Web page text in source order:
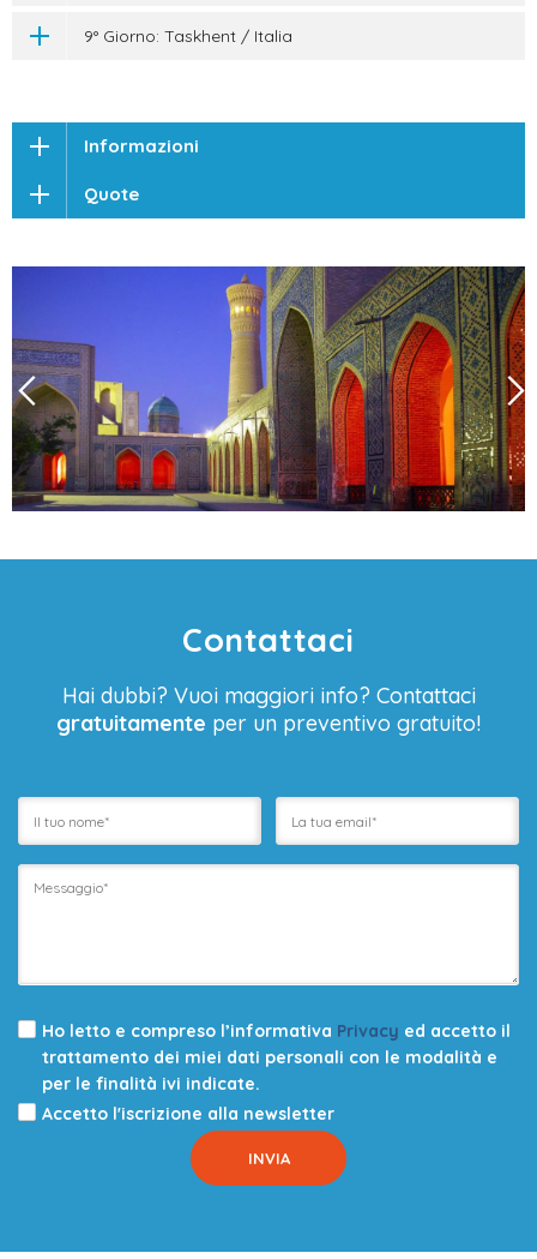
9° Giorno: Taskhent / Italia
Informazioni
Quote
Contattaci
Hai dubbi? Vuoi maggiori info? Contattaci
gratuitamente per un preventivo gratuito!
Ho letto e compreso l’informativa Privacy ed accetto il
trattamento dei miei dati personali con le modalità e
per le finalità ivi indicate.
Accetto l'iscrizione alla newsletter